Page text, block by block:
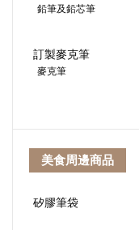
鉛筆及鉛芯筆
訂製麥克筆
麥克筆
美食周邊商品
矽膠筆袋